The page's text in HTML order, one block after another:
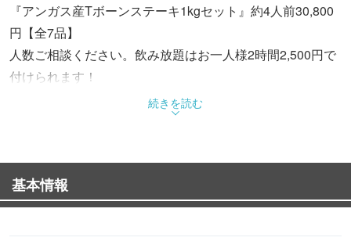
『アンガス産Tボーンステーキ1kgセット』約4人前30,800
円【全7品】
人数ご相談ください。飲み放題はお一人様2時間2,500円で
付けられます！
お気軽にランチやディナーをお楽しみください！
★当店のピザ生地は2日間冷蔵熟成
続きを読む
基本情報